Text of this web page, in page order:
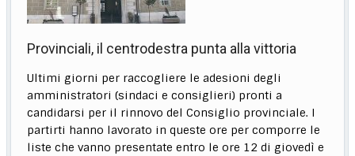
Provinciali, il centrodestra punta alla vittoria
Ultimi giorni per raccogliere le adesioni degli
amministratori (sindaci e consiglieri) pronti a
candidarsi per il rinnovo del Consiglio provinciale. I
partirti hanno lavorato in queste ore per comporre le
liste che vanno presentate entro le ore 12 di giovedì e